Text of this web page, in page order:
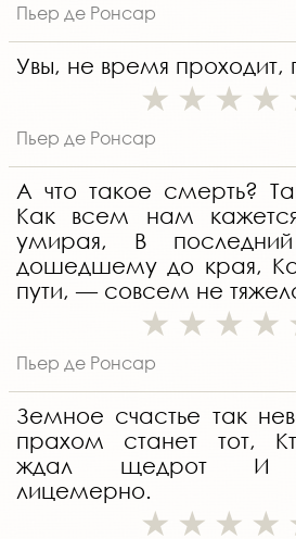
Пьер де Ронсар
Увы, не время
Пьер де Ронсар
А что такое смерть?
Как всем нам
умирая, В
дошедшему до края,
пути, — совсем не
Пьер де Ронсар
Земное счастье так
прахом станет тот,
ждал щедрот И
лицемерно.